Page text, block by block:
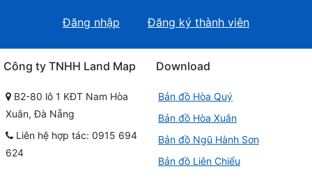
Đăng nhập Đăng ký thành viên
Công ty TNHH Land Map
B2-80 lô 1 KĐT Nam Hòa
Xuân, Đà Nẵng
Liên hệ hợp tác: 0915 694
624
Download
Bản đồ Hòa Quý
Bản đồ Hòa Xuân
Bản đồ Ngũ Hành Sơn
Bản đồ Liên Chiểu